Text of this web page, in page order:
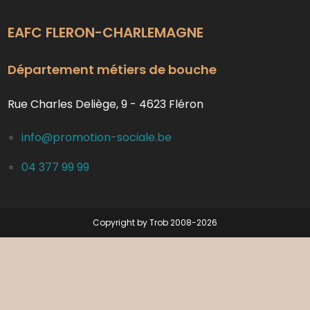
EAFC FLERON-CHARLEMAGNE
Département métiers de bouche
Rue Charles Deliège, 9 - 4623 Fléron
info@promotion-sociale.be
04 377 99 99
Copyright by Trob 2008-2026